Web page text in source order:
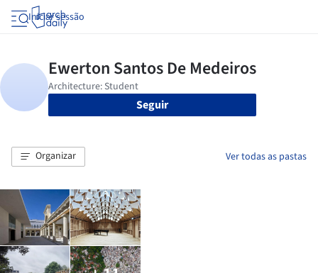
Iniciar sessão
Seguir
Organizar Ver todas as pastas